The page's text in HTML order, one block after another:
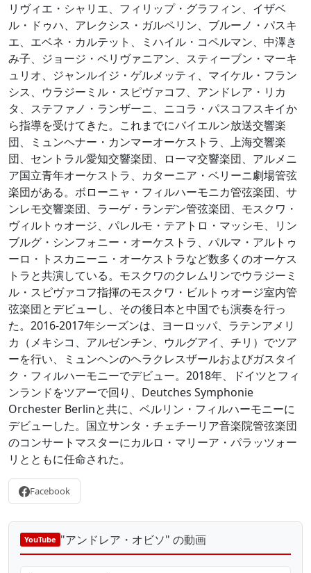
リヴィエ・シャリエ、フィリップ・グラフィン、イザベ
ル・ドゥハ、アレクシス・ガルペリン、ブルーノ・パスキ
エ、エベネ・カルテット、ミハイル・コペルマン、中澤き
み子、ジョージ・ペリヴァニアン、スティーブン・マーキ
ュリオ、ジャンルイジ・ゲルメッティ、マイケル・フラン
シス、ウラジーミル・スピヴァコフ、アンドレア・リカ
タ、ステファノ・ランザーニ、ニコラ・パスコフスキイか
ら指導を受けてきた。これまでにバイエルン放送交響楽
団、ミュンヘナー・カンマーオーケストラ、上海交響楽
団、セントラル愛知交響楽団、ローマ交響楽団、アルメニ
ア国立青年オーケストラ、カターニア・ベリーニ劇場管弦
楽団がある。ボローニャ・フィルハーモニカ管弦楽団、サ
ンレモ交響楽団、ラーゲ・ランデン管弦楽団、モスクワ・
ヴィルトゥオージ、パレルモ・テアトロ・マッシモ、リン
ブルグ・シンフォニー・オーケストラ、パルマ・アルトゥ
ーロ・トスカニーニ・オーケストラなど数多くのオーケス
トラと共演している。モスクワのクレムリンでウラジーミ
ル・スピヴァコフ指揮のモスクワ・ビルトゥオージ室内管
弦楽団とデビューし、その後日本と中国でも演奏を行っ
た。2016-2017年シーズンは、ヨーロッパ、ラテンアメリ
カ（メキシコ、アルゼンチン、ウルグアイ、チリ）でツア
ーを行い、ミュンヘンのヘラクレスザールおよびガスタイ
ク・フィルハーモニーでデビュー。2018年、ドイツとフィ
ンランドをツアーで回り、Deutches Symphonie
Orchester Berlinと共に、ベルリン・フィルハーモニーに
デビューした。国立サンタ・チェチーリア音楽院管弦楽団
のコンサートマスターにカルロ・マリーア・パラッツォー
リとともに任命された。
Facebook
YouTube "アンドレア・オビソ" の動画